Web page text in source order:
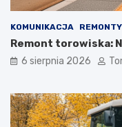
KOMUNIKACJA REMONTY
Remont torowiska:
6 sierpnia 2026